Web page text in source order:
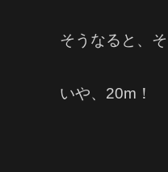
そうなると、
いや、20m！